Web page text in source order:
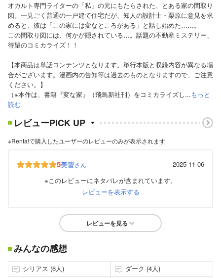
オカルト専門ライターの「私」の元にもたらされた、とある家の間取り
図。一見ごく普通の一戸建て住宅だが、知人の設計士・栗原に意見を求
めると、彼は「この家には変なところがある」と話し始めた……。
この間取り図には、何かが隠されている…。話題の不動産ミステリー、
待望のコミカライズ！！
【本商品は単話コンテンツとなります。単行本版と収録内容が異なる場
合がございます。漫画内の告知等は過去のものとなりますので、ご注意
ください。】
（※本作は、書籍『変な家』（飛鳥新社刊）をコミカライズし...もっと
読む
レビューPICK UP
※Renta!で購入したユーザーのレビューのみが表示されます
5美蕾さん
2025-11-06
※このレビューにネタバレが含まれています。
レビューを表示する
レビューを見る
みんなの感想
シリアス (6人)
ダーク (4人)